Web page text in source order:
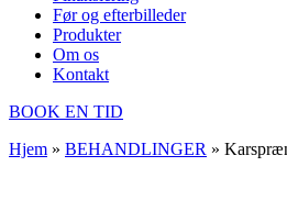
Før og efterbilleder
Produkter
Om os
Kontakt
BOOK EN TID
Hjem » BEHANDLINGER »